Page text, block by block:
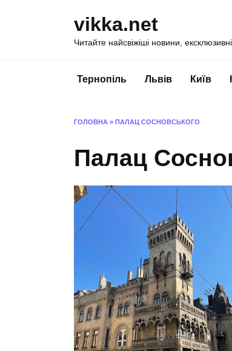
vikka.net
Читайте найсвіжіші новини,
Тернопіль Львів Київ
ГОЛОВНА » ПАЛАЦ СОСНОВСЬКОГО
Палац